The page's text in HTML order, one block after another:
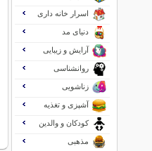
اسرار خانه داری
دنیای مد
آرایش و زیبایی
روانشناسی
زناشویی
آشپزی و تغذیه
کودکان و والدین
مذهبی